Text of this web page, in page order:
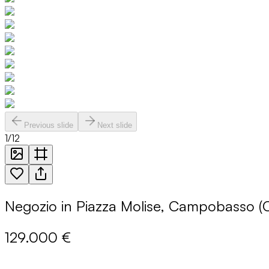
Previous slide Next slide
1/12
Negozio in Piazza Molise, Campobasso
129.000 €